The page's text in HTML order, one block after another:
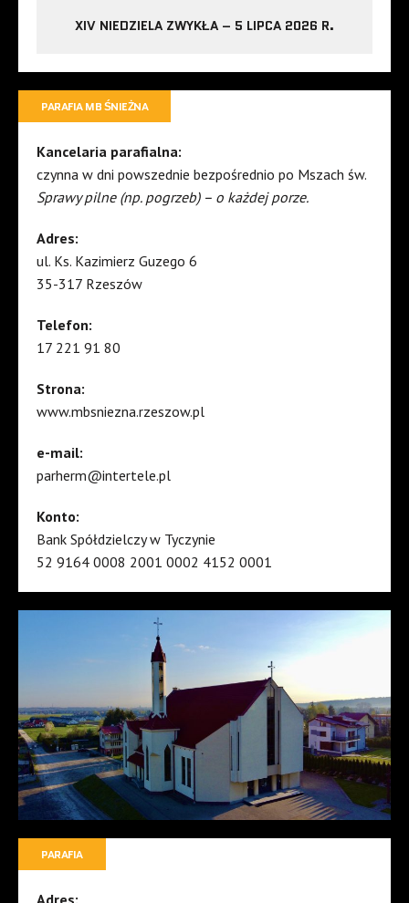
XIV NIEDZIELA ZWYKŁA – 5 LIPCA 2026 R.
PARAFIA MB ŚNIEŻNA
Kancelaria parafialna:
czynna w dni powszednie bezpośrednio po Mszach św.
Sprawy pilne (np. pogrzeb) – o każdej porze.
Adres:
ul. Ks. Kazimierz Guzego 6
35-317 Rzeszów
Telefon:
17 221 91 80
Strona:
www.mbsniezna.rzeszow.pl
e-mail:
parherm@intertele.pl
Konto:
Bank Spółdzielczy w Tyczynie
52 9164 0008 2001 0002 4152 0001
PARAFIA
Adres: